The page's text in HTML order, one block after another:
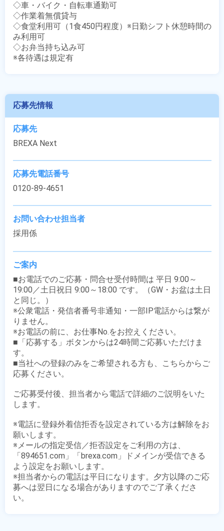
◇車・バイク・自転車通勤可
◇作業着無償貸与
◇食堂利用可（1食450円程度）※日勤シフト休憩時間の
み利用可
◇お弁当持ち込み可
※各待遇は規定有
応募先情報
応募先
BREXA Next
応募先電話番号
0120-89-4651
お問い合わせ担当者
採用係
ご案内
■お電話でのご応募・問合せ受付時間は 平日 9:00～
19:00／土日祝日 9:00～18:00 です。（GW・お盆は土日
と同じ。）
※公衆電話・発信者番号非通知・一部IP電話からは繋が
りません。
※お電話の前に、お仕事No.をお控えください。
■「応募する」ボタンからは24時間ご応募いただけま
す。
■当社への登録のみをご希望される方も、こちらからご
応募ください。
ご応募受付後、担当者から電話で詳細のご説明をいた
します。
※電話に登録外着信拒否を設定されている方は解除をお
願いします。
※メールの指定受信／拒否設定をご利用の方は、
「894651.com」「brexa.com」ドメインが受信できる
よう設定をお願いします。
※担当者からの電話は平日になります。夕方以降のご応
募へは翌日になる場合がありますのでご了承くださ